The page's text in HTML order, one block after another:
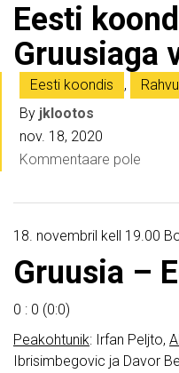
Eesti
Gruusiaga
Eesti koondis ,
By jklootos
nov. 18, 2020
Kommentaare pole
18. novembril kell 19.00
Gruusia –
0 : 0 (0:0)
Peakohtunik: Irfan Peljto,
Ibrisimbegovic ja Davor